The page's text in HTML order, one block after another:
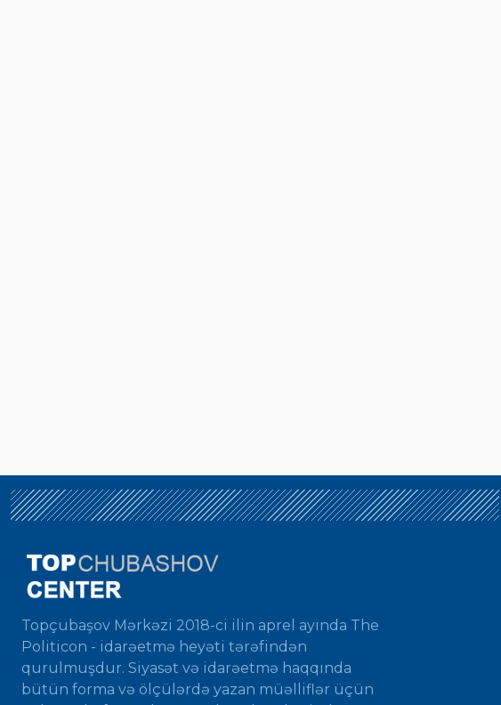
Topçubaşov Mərkəzi 2018-ci ilin aprel ayında The
Politicon - idarəetmə heyəti tərəfindən
qurulmuşdur. Siyasət və idarəetmə haqqında
bütün forma və ölçülərdə yazan müəlliflər üçün